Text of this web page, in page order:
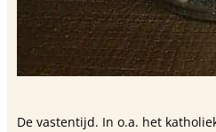
De vastentijd. In o.a. het